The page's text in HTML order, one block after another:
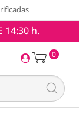
14:30 h.
0